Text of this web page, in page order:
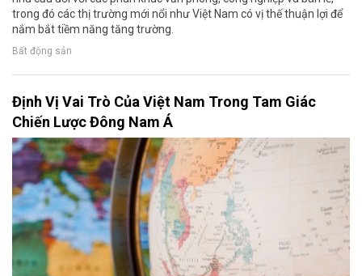
trong đó các thị trường mới nổi như Việt Nam có vị thế thuận lợi để
nắm bắt tiềm năng tăng trường.
Bất động sản
Định Vị Vai Trò Của Việt Nam Trong Tam Giác
Chiến Lược Đông Nam Á